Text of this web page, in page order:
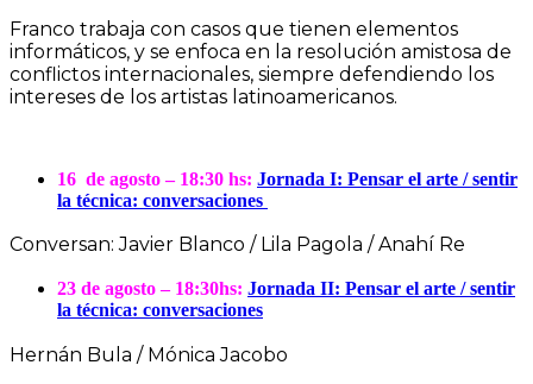
Franco trabaja con casos que tienen elementos
informáticos, y se enfoca en la resolución amistosa de
conflictos internacionales, siempre defendiendo los
intereses de los artistas latinoamericanos.
16 de agosto – 18:30 hs: Jornada I: Pensar el arte / sentir
la técnica: conversaciones
Conversan: Javier Blanco / Lila Pagola / Anahí Re
23 de agosto – 18:30hs: Jornada II: Pensar el arte / sentir
la técnica: conversaciones
Hernán Bula / Mónica Jacobo